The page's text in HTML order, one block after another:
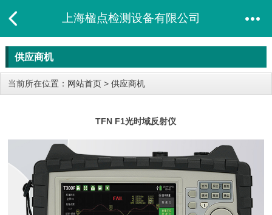
上海楹点检测设备有限公司
供应商机
当前所在位置： 网站首页 > 供应商机
TFN F1光时域反射仪